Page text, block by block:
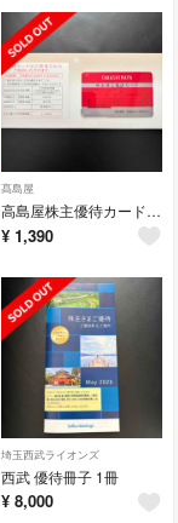
髙島屋
高島屋株主優待カード 限度額15万円
¥ 1,390
埼玉西武ライオンズ
西武 優待冊子 1冊
¥ 8,000